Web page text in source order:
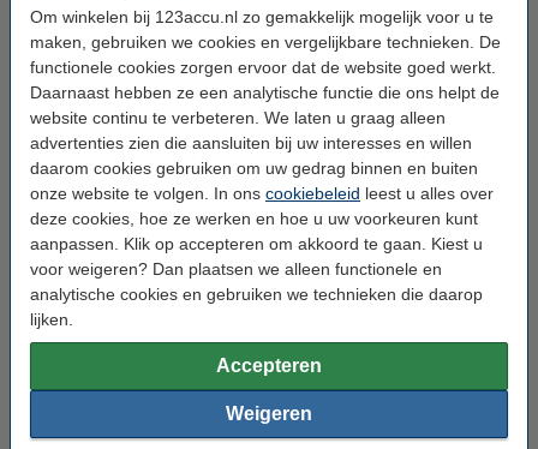
Om winkelen bij 123accu.nl zo gemakkelijk mogelijk voor u te
maken, gebruiken we cookies en vergelijkbare technieken. De
functionele cookies zorgen ervoor dat de website goed werkt.
Daarnaast hebben ze een analytische functie die ons helpt de
website continu te verbeteren. We laten u graag alleen
advertenties zien die aansluiten bij uw interesses en willen
daarom cookies gebruiken om uw gedrag binnen en buiten
onze website te volgen. In ons cookiebeleid leest u alles over
deze cookies, hoe ze werken en hoe u uw voorkeuren kunt
aanpassen. Klik op accepteren om akkoord te gaan. Kiest u
voor weigeren? Dan plaatsen we alleen functionele en
analytische cookies en gebruiken we technieken die daarop
lijken.
Accepteren
Weigeren
Aantal cellen: 7
Energieverbruik (actief): 3.500 W
Type: Thuisbatterij
Toepassing: Stroomvoorziening
Extra info: Veiligheidsblad
Handleiding: Handleiding
Batterij type: Li-FePO4
Bestel een hogere capaciteit
€ 3.898,00